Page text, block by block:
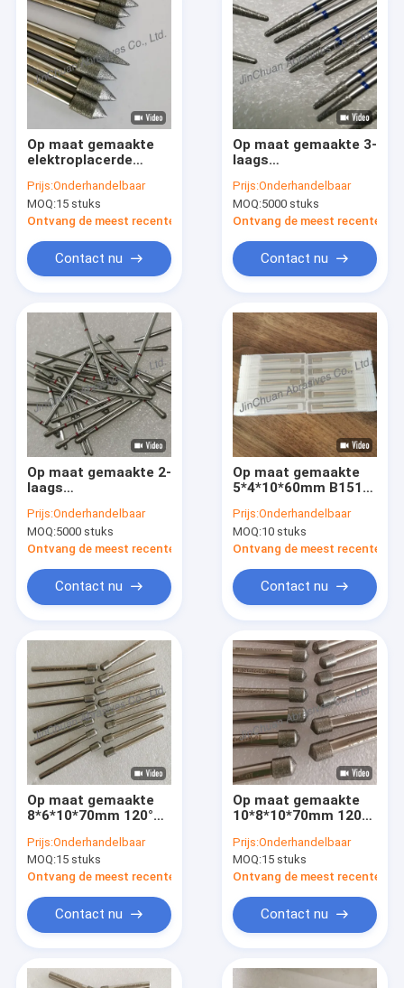
Producten
Video's
Over Ons
Fabriekstour
Neem contact met ons op
Nieuws
Vraag een offerte
cbn diamantwiel
CBN Scherpende Wielen
CBN Wielen voor Woodturners
gegalvaniseerde cbn malende wielen
Gegalvaniseerde Diamant Malende Wielen
Flexibele Slijpende Borstel
CBN Malende spelden
Op maat gemaakte
elektroplacerde
slijpkoppen in
verschillende maten
voor gecementiseerd
Prijs:Onderhandelbaar
MOQ:15 stuks
Ontvang de meest recente Prijs
Contact nu
Op maat gemaakte 3-
laags
diamantboren voor
tandheelkunde met
lage snelheid
Prijs:Onderhandelbaar
MOQ:5000 stuks
Ontvang de meest recente
Contact nu
Op maat gemaakte 2-
laags
diamantboren voor
tandheelkunde
Prijs:Onderhandelbaar
MOQ:5000 stuks
Ontvang de meest recente Prijs
Contact nu
Op maat gemaakte
5*4*10*60mm B151
slijpstukken die
worden gebruikt voor
machineonderdelen
oppervlak en een
harde
Prijs:Onderhandelbaar
MOQ:10 stuks
Ontvang de meest recente
Contact nu
Op maat gemaakte
8*6*10*70mm 120°
Elektroplaatingsmalen
voor gecementiseerd
carbide
Prijs:Onderhandelbaar
MOQ:15 stuks
Ontvang de meest recente Prijs
Contact nu
Op maat gemaakte
10*8*10*70mm 120°
Elektroplaatingsmalen
voor gecementiseerd
karbide
Prijs:Onderhandelbaar
MOQ:15 stuks
Ontvang de meest recente
Contact nu